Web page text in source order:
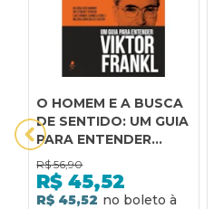
O HOMEM E A BUSCA
DE SENTIDO: UM GUIA
PARA ENTENDER
VIKTOR FRANKL
R$ 56,90
R$ 45,52
R$ 45,52